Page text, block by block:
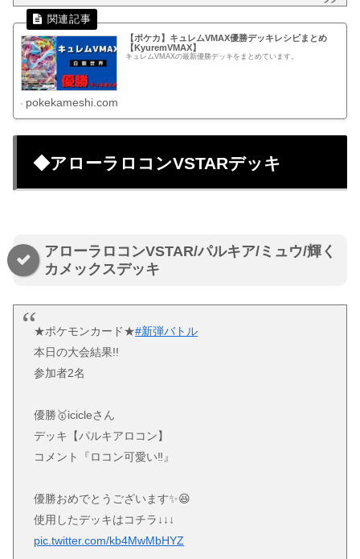
【ポケカ】キュレムVMAX優勝デッキレシピまとめ
【KyuremVMAX】
キュレムVMAXの最新優勝デッキをまとめています。
pokekameshi.com
◆アローラロコンVSTARデッキ
アローラロコンVSTAR/パルキア/ミュウ/輝く
カメックスデッキ
★ポケモンカード★#新弾バトル
本日の大会結果!!
参加者2名
優勝🥇icicleさん
デッキ【パルキアロコン】
コメント『ロコン可愛い‼︎』
優勝おめでとうございます✨😆
使用したデッキはコチラ↓↓↓
pic.twitter.com/kb4MwMbHYZ